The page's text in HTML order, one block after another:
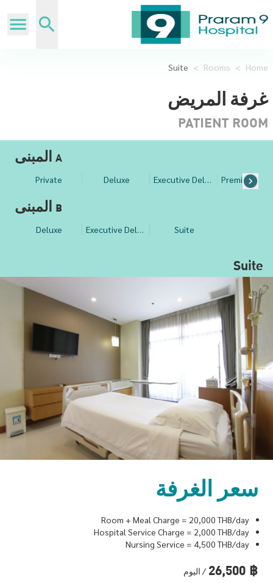
Home
>
Rooms
>
Suite
غرفة المريض
PATIENT ROOM
المبنى A
Private Deluxe Executive Deluxe
المبنى B
Deluxe Executive Deluxe Suite
Suite
سعر الغرفة
Room + Meal Charge = 20,000 THB/day
Hospital Service Charge = 2,000 THB/day
Nursing Service = 4,500 THB/day
฿
26,500 / اليوم